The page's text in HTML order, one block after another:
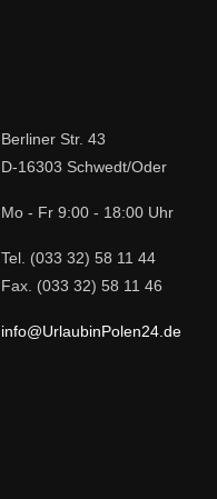
Berliner Str. 43
D-16303 Schwedt/Oder
Mo - Fr 9:00 - 18:00 Uhr
Tel. (033 32) 58 11 44
Fax. (033 32) 58 11 46
info@UrlaubinPolen24.de